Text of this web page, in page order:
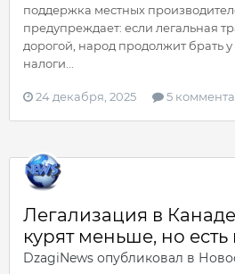
поддержка местных
предупреждает: если легальная
дорогой, народ продолжит брать
налоги...
24 декабря, 2025 5
Легализация в
курят меньше, но
DzagiNews опубликовал в